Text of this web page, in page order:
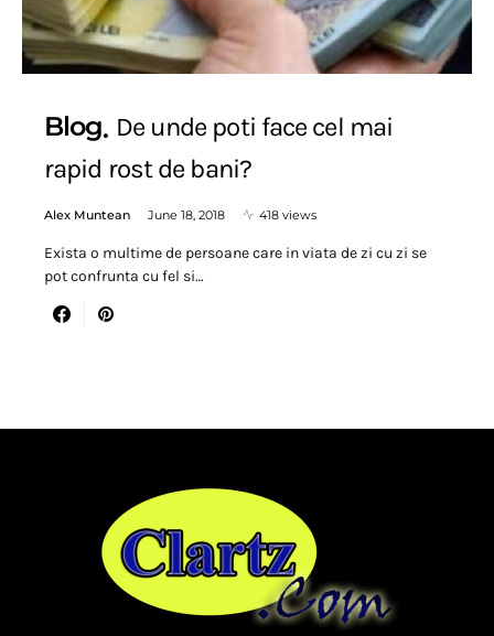
Blog De unde poti face cel mai
rapid rost de bani?
Alex Muntean June 18, 2018 418 views
Exista o multime de persoane care in viata de zi cu zi se
pot confrunta cu fel si…